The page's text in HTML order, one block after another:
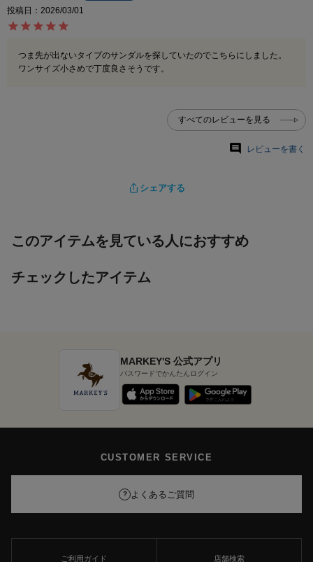
投稿日
2026/03/01
つま先が出ないタイプのサンダルを探していたのでこちらにしました。
ワンサイズ小さめで丁度良さそうです。
すべてのレビューを見る
レビューを書く
シェアする
このアイテムを見ている人におすすめ
チェックしたアイテム
MARKEY'S 公式アプリ
パスワードでかんたんログイン
CUSTOMER SERVICE
? よくあるご質問
ご利用ガイド 店舗検索